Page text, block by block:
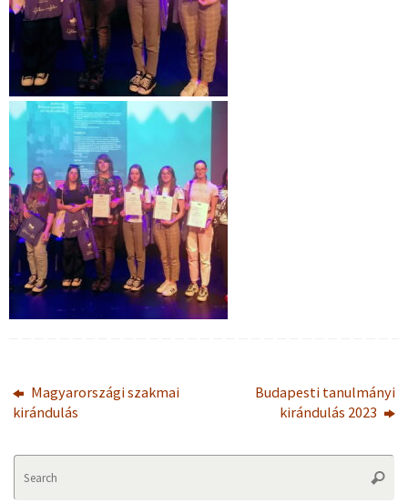
Magyarországi szakmai
kirándulás
Budapesti tanulmányi
kirándulás 2023